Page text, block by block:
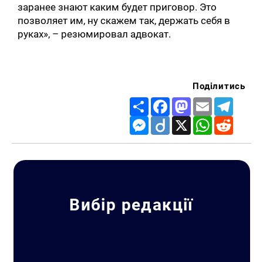
заранее знают каким будет приговор. Это
позволяет им, ну скажем так, держать себя в
руках», – резюмировал адвокат.
Поділитись
Share FacebookMastodon
Email
Messenger
Diigo X WhatsApp
Вибір редакції